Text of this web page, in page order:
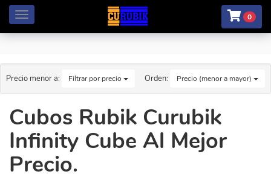
Menú 0
Precio menor a: Filtrar por precio Orden: Precio (menor a mayor)
Cubos Rubik Curubik
Infinity Cube Al Mejor
Precio.